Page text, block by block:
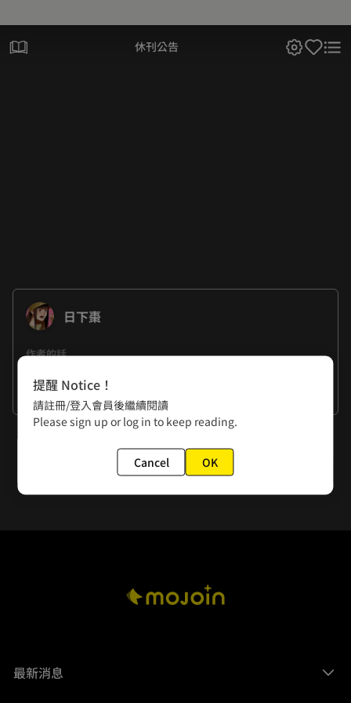
休刊公告
日下棗
作者的話
編按：感謝讀者們對《三個不結婚的女人》的喜愛，因應作品
檔期安排，暫停休刊兩週。敬請期待警察師徒組子靖與少峰之
間的故事！！
看更多
情人節番外
最新消息
提醒 Notice！
請註冊/登入會員後繼續閱讀
Please sign up or log in to keep reading.
Cancel OK